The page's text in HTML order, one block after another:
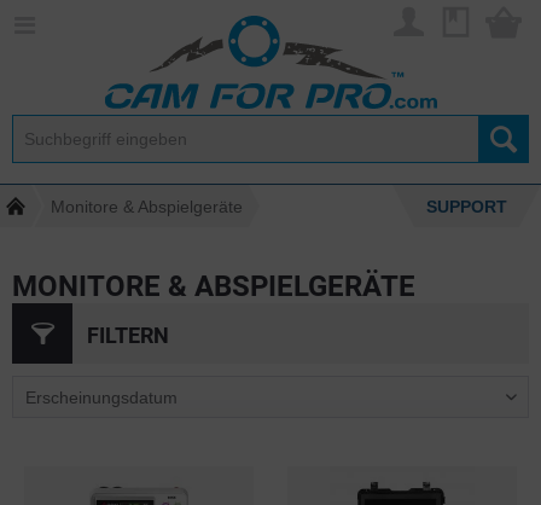
Monitore & Abspielgeräte SUPPORT
MONITORE & ABSPIELGERÄTE
FILTERN